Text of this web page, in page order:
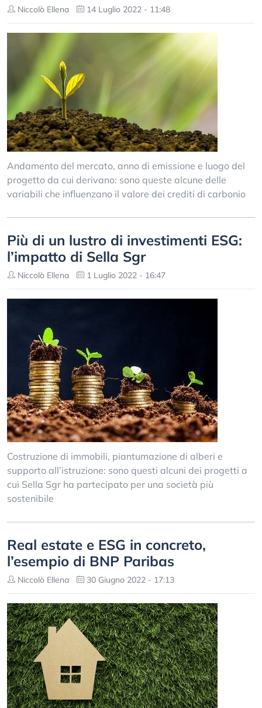
Niccolò Ellena 14 Luglio 2022 - 11:48
Andamento del mercato, anno di emissione e luogo del
progetto da cui derivano: sono queste alcune delle
variabili che influenzano il valore dei crediti di carbonio
Più di un lustro di investimenti ESG:
l’impatto di Sella Sgr
Niccolò Ellena 1 Luglio 2022 - 16:47
Costruzione di immobili, piantumazione di alberi e
supporto all’istruzione: sono questi alcuni dei progetti a
cui Sella Sgr ha partecipato per una società più
sostenibile
Real estate e ESG in concreto,
l’esempio di BNP Paribas
Niccolò Ellena 30 Giugno 2022 - 17:13